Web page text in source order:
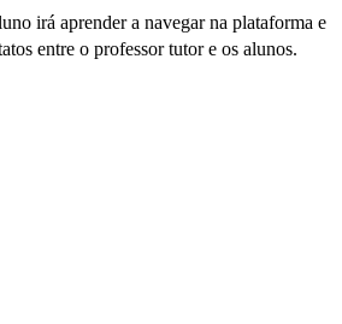
irá aprender a navegar na plataforma e
entre o professor tutor e os alunos.